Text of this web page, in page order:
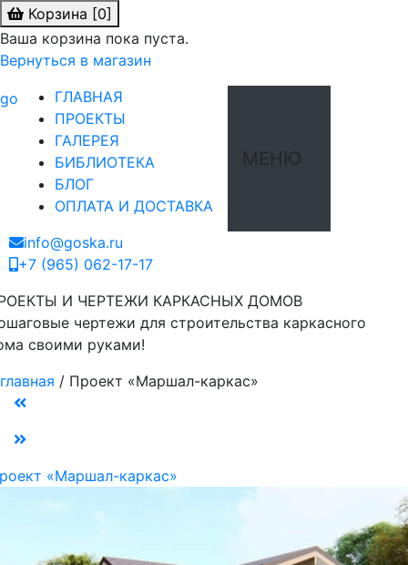
Корзина [0]
Ваша корзина пока пуста.
Вернуться в магазин
ГЛАВНАЯ
ПРОЕКТЫ
ГАЛЕРЕЯ
БИБЛИОТЕКА
БЛОГ
ОПЛАТА И ДОСТАВКА
МЕНЮ
info@goska.ru
+7 (965) 062-17-17
И ЧЕРТЕЖИ КАРКАСНЫХ ДОМОВ
чертежи для строительства каркасного
своими руками!
главная / Проект «Маршал-каркас»
«Маршал-каркас»